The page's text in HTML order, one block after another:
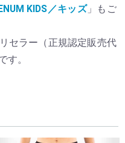
KIDS／キッズ」もご
セラー（正規認定販売代
す。